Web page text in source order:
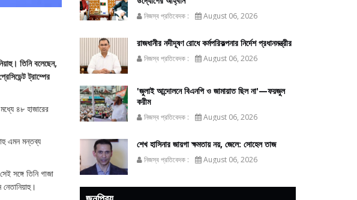
তিনি বলেছেন,
ট্রাম্পের
৪৮ হাজারের
এমন মন্তব্য
সঙ্গে তিনি গাজা
নিজস্ব প্রতিবেদক : August 06, 2026
রাজধানীর নদীদূষণ রোধে কর্মপরিকল্পনার নির্দেশ প্রধানমন্ত্রীর
নিজস্ব প্রতিবেদক : August 06, 2026
'জুলাই আন্দোলনে বিএনপি ও জামায়াত ছিল না'—ফয়জুল
করীম
নিজস্ব প্রতিবেদক : August 06, 2026
শেখ হাসিনার জায়গা ক্ষমতায় নয়, জেলে: সোহেল তাজ
নিজস্ব প্রতিবেদক : August 06, 2026